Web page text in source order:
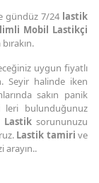
gündüz 7/24 lastik
Mobil Lastikçi
uygun fiyatlı
Seyir halinde iken
sakın panik
leri bulunduğunuz
Lastik sorununuzu
Lastik tamiri ve
arayın..